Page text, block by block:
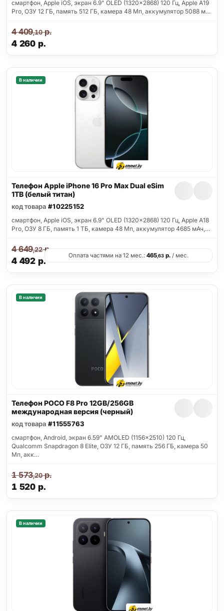
смартфон, Apple iOS, экран 6.9" OLED (1320x2868) 120 Гц, Apple A19
Pro, ОЗУ 12 ГБ, память 512 ГБ, камера 48 Мп, аккумулятор 5088 м…
4 260 р.
4 409,10р.
В наличии
Телефон Apple iPhone 16 Pro Max Dual eSim
1TB (белый титан)
код товара #10225152
смартфон, Apple iOS, экран 6.9" OLED (1320x2868) 120 Гц, Apple A18
Pro, ОЗУ 8 ГБ, память 1 ТБ, камера 48 Мп, аккумулятор 4685 мАч,…
4 492 р.
4 649,22р.
Оплата частями на 12 мес.: 465,63 р. / мес.
В наличии
Телефон POCO F8 Pro 12GB/256GB
международная версия (черный)
код товара #11555763
смартфон, Android, экран 6.59" AMOLED (1156x2510) 120 Гц,
Qualcomm Snapdragon 8 Elite, ОЗУ 12 ГБ, память 256 ГБ, камера 50
Мп, акк…
1 520 р.
1 573,20р.
В наличии